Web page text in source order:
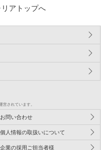
アトップへ
営されています。
お問い合わせ
個人情報の取扱いについて
企業の採用ご担当者様